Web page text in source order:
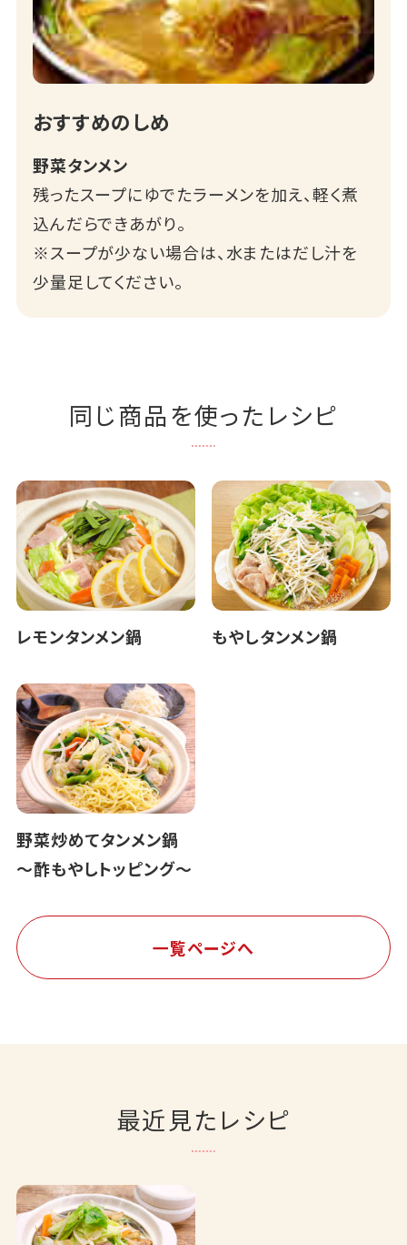
おすすめのしめ
野菜タンメン
残ったスープにゆでたラーメンを加え、軽く煮
込んだらできあがり。
※スープが少ない場合は、水またはだし汁を
少量足してください。
同じ商品を使ったレシピ
レモンタンメン鍋 もやしタンメン鍋
野菜炒めてタンメン鍋
～酢もやしトッピング～
一覧ページへ
最近見たレシピ